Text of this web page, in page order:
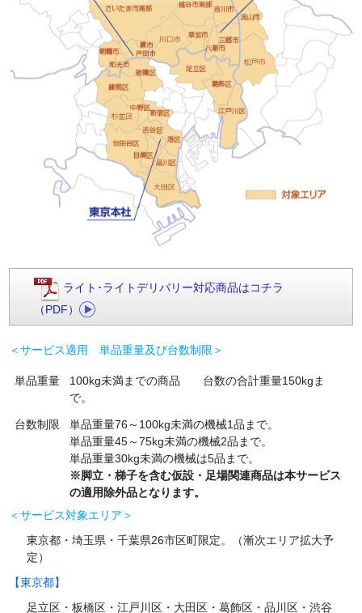
ライト･ライトデリバリー対応商品はコチラ
（PDF）
＜サービス適用 単品重量及び台数制限＞
単品重量
100kg未満までの商品 台数の合計重量150kgま
で。
台数制限
単品重量76～100kg未満の機械1品まで。
単品重量45～75kg未満の機械2品まで。
単品重量30kg未満の機械は5品まで。
※脚立・梯子を含む仮設・足場関連商品は本サービス
の適用除外品となります。
＜サービス対象エリア＞
東京都・埼玉県・千葉県26市区町限定。（漸次エリア拡大予
定）
【東京都】
足立区・板橋区・江戸川区・大田区・葛飾区・品川区・渋谷